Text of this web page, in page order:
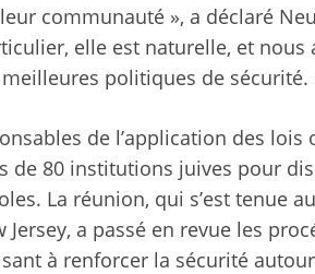
communauté », a déclaré
elle est naturelle, et
politiques de sécurité.
de l’application des
de 80 institutions juives pour
La réunion, qui s’est tenue
a passé en revue les
à renforcer la sécurité